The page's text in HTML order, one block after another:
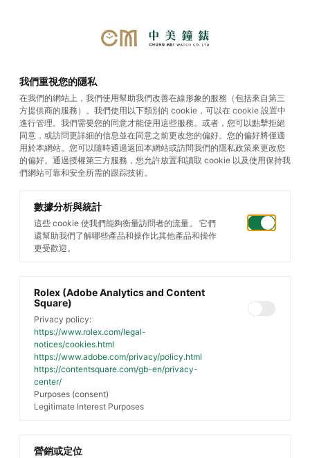
Oyster Perpetual
我們重視您的隱私
在我們的網站上，我們使用幫助我們改善在線形象的服務（包括來自第三
方提供商的服務）。我們使用以下類別的 cookie，可以在 cookie 設置中
進行管理。我們需要您的同意才能使用這些服務。或者，您可以點擊拒絕
同意，或訪問更詳細的信息並在同意之前更改您的偏好。您的偏好將僅適
用於本網站。您可以隨時通過返回本網站或訪問我們的隱私政策來更改您
的偏好。通過授權第三方服務，您允許放置和讀取 cookie 以及使用保持我
們網站可靠和安全所需的跟踪技術。
數據分析與統計
這些 cookie 使我們能夠衡量訪問者的流量。 它們
還幫助我們了解哪些產品和操作比其他產品和操作
更受歡迎。
Rolex (Adobe Analytics and Content
Square)
Privacy policy:
https://www.rolex.com/legal-
notices/cookies.html
https://www.adobe.com/privacy/policy.html
https://contentsquare.com/gb-en/privacy-
center/
Purposes (consent)
Legitimate Interest Purposes
營銷或定位